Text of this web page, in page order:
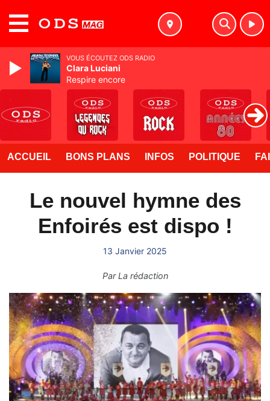
ACCUEIL BONS PLANS INFOS POLITIQUE
Le nouvel hymne des
Enfoirés est dispo !
13 Janvier 2025
ParLa rédaction
VOUS ÉCOUTEZ ODS RADIO
Clara Luciani
Respire encore